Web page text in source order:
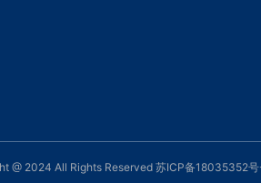
@ 2024 All Rights Reserved 苏ICP备18035352号